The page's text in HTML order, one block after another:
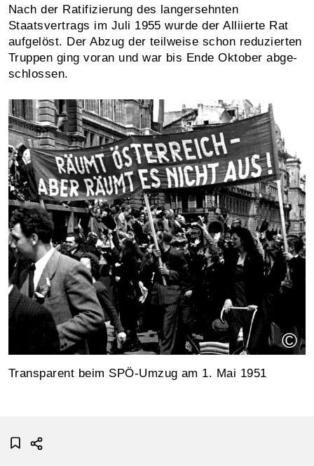
Nach der Ratifizierung des langersehnten
Staatsvertrags im Juli 1955 wurde der Alliierte Rat
aufgelöst. Der Abzug der teilweise schon reduzierten
Truppen ging voran und war bis Ende Oktober abge­
schlossen.
©
Transparent beim SPÖ-Umzug am 1. Mai 1951